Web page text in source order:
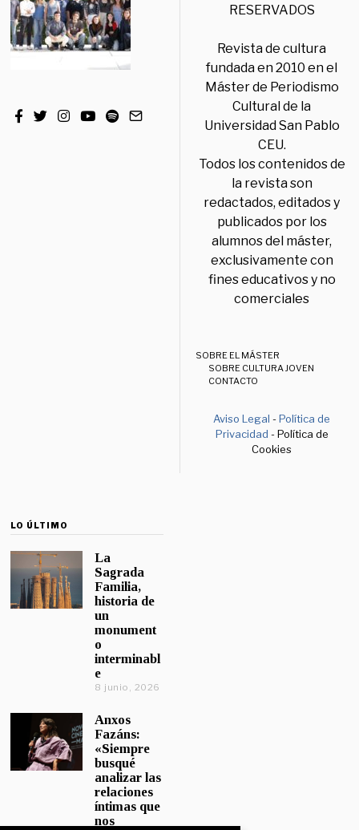
RESERVADOS
Revista de cultura
fundada en 2010 en el
Máster de Periodismo
Cultural de la
Universidad San Pablo
CEU.
Todos los contenidos de
la revista son
redactados, editados y
publicados por los
alumnos del máster,
exclusivamente con
fines educativos y no
comerciales
SOBRE EL MÁSTER
SOBRE CULTURA JOVEN
CONTACTO
Aviso Legal -Política de
Privacidad - Política de
Cookies
LO ÚLTIMO
La
Sagrada
Familia,
historia de
un
monument
o
interminabl
e
8 junio, 2026
Anxos
Fazáns:
«Siempre
busqué
analizar las
relaciones
íntimas que
nos